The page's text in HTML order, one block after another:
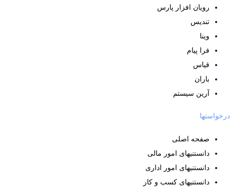
رویان افزار پارس
تندیس
وینا
فرا پیام
قیاس
باران
آرین سیستم
درخواستها
صفحه اصلی
دانستنیهای امور مالی
دانستنیهای امور اداری
دانستنیهای کسب و کار